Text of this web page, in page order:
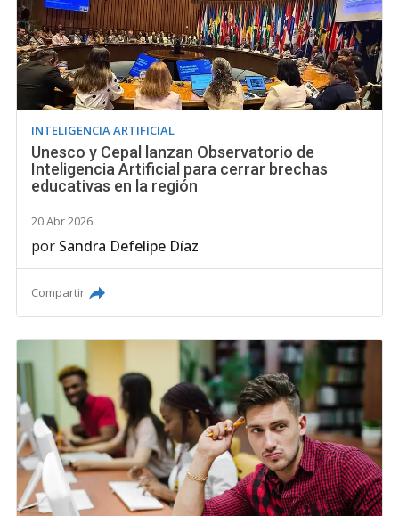
INTELIGENCIA ARTIFICIAL
Unesco y Cepal lanzan Observatorio de
Inteligencia Artificial para cerrar brechas
educativas en la región
20 Abr 2026
por Sandra Defelipe Díaz
Compartir